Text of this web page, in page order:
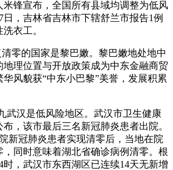
米锋宣布，全国所有县域均调整为低风
日，吉林省吉林市下辖舒兰市报告1例
衣工。
零的国家是黎巴嫩。黎巴嫩地处地中
理位置与开放政策成为中东金融商贸
风貌获“中东小巴黎”美誉，发展积累
武汉是低风险地区。武汉市卫生健康
，该市最后三名新冠肺炎患者出院。
新冠肺炎患者实现清零后，当地在院
同时意味着湖北省确诊病例清零。根
时，武汉市东西湖区已连续14天无新增